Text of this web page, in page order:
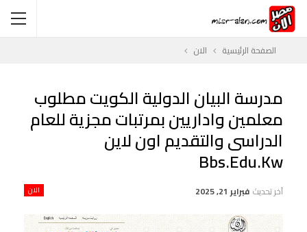
الصفحة الرئيسية الان
مدرسة البيان الدولية الكويت مطلوب
معلمين واداريين بمرتبات مجزية للعام
الدراسى والتقديم اون لاين
Bbs.edu.kw
الان آخر تحديث فبراير 21, 2025